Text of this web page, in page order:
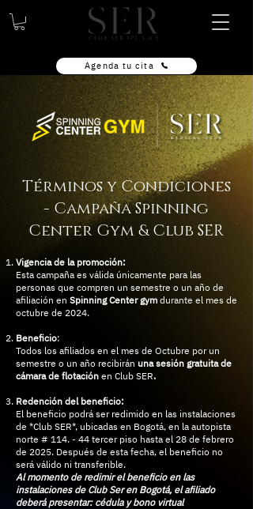
Agenda tu cita
Términos y Condiciones
- Campaña Spinning
Center Gym & Club SER
Vigencia de la promoción:
Esta campaña es válida únicamente para las
personas que compren un semestre o un año de
afiliación en Spinning Center gym durante el mes de
octubre de 2024.
Beneficio:
Todos los afiliados en el mes de Octubre por un
semestre o un año recibirán una sesión gratuita de
cámara de flotación en Club SER.
Redención del beneficio:
El beneficio podrá ser redimido en las instalaciones
de *Club SER*, ubicadas en Bogotá, en la autopista
norte # 114. - 44 tercer piso hasta el 28 de febrero
de 2025. Después de esta fecha, el beneficio no
será válido ni transferible.
Al momento de redimir el beneficio en las
instalaciones de Club Ser en Bogotá, el afiliado
deberá presentar: cédula y bono virtual